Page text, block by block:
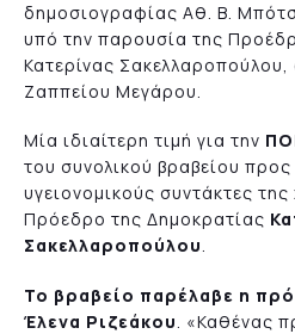
δημοσιογραφίας Αθ. Β.
υπό την παρουσία της
Κατερίνας Σακελλαροπούλου,
Ζαππείου Μεγάρου.
Μία ιδιαίτερη τιμή για την
του συνολικού βραβείου
υγειονομικούς συντάκτες
Πρόεδρο της Δημοκρατίας
Σακελλαροπούλου.
Το βραβείο παρέλαβε η
Έλενα Ριζεάκου. «Καθένας